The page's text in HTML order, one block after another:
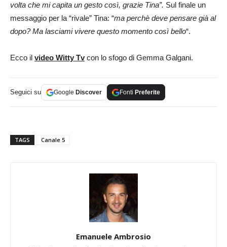
volta che mi capita un gesto così, grazie Tina”. Sul finale un
messaggio per la “rivale” Tina: “ma perchè deve pensare già al
dopo? Ma lasciami vivere questo momento così bello“.
Ecco il video Witty Tvcon lo sfogo di Gemma Galgani.
Seguici su Google Discover Fonti Preferite
TAGS Canale 5
Emanuele Ambrosio